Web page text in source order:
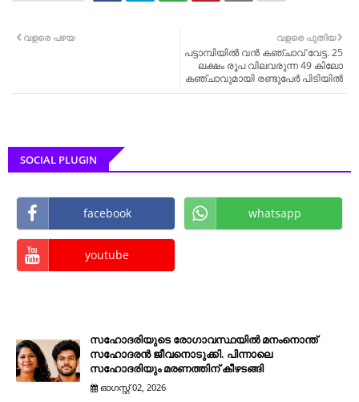
വളരെ പുതിയ
പട്ടാമ്പിയിൽ വൻ കഞ്ചാവ് വേട്ട. 25
ലക്ഷം രൂപ വിലവരുന്ന 49 കിലോ
കഞ്ചാവുമായി രണ്ടുപേർ പിടിയിൽ
വളരെ പഴയ
SOCIAL PLUGIN
facebook whatsapp
youtube
സഹോദരിയുടെ രോഗാവസ്ഥയിൽ മനംനൊന്ത്
സഹോദരൻ ജീവനൊടുക്കി. പിന്നാലെ
സഹോദരിയും മരണത്തിന് കീഴടങ്ങി
ഓഗസ്റ്റ് 02, 2026